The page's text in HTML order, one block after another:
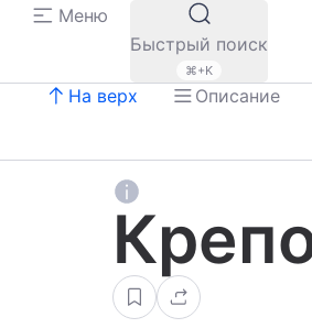
Меню
Быстрый поиск
⌘+K
На верх Описание